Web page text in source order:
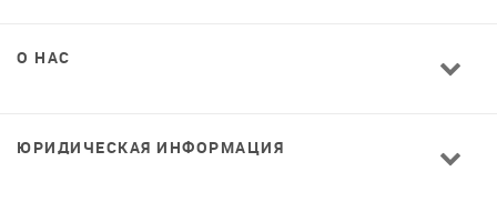
О НАС
ЮРИДИЧЕСКАЯ ИНФОРМАЦИЯ